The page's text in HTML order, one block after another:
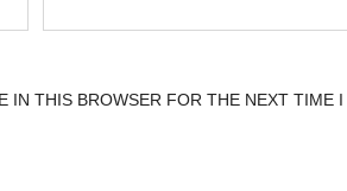
IN THIS BROWSER FOR THE NEXT TIME I